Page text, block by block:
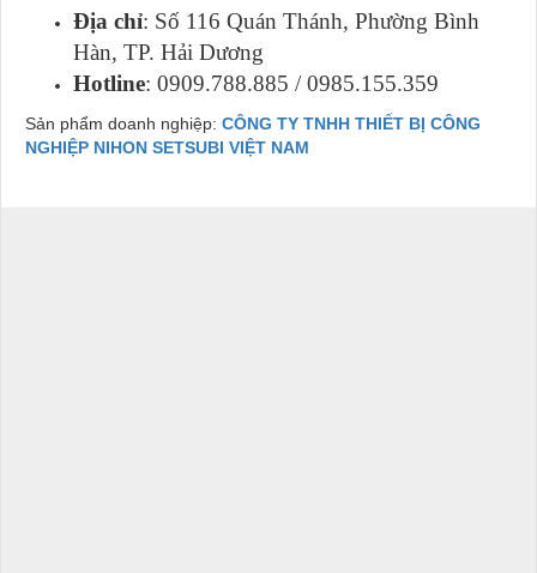
Địa chỉ: Số 116 Quán Thánh, Phường Bình
Hàn, TP. Hải Dương
Hotline: 0909.788.885 / 0985.155.359
Sản phẩm doanh nghiệp: CÔNG TY TNHH THIẾT BỊ CÔNG
NGHIỆP NIHON SETSUBI VIỆT NAM